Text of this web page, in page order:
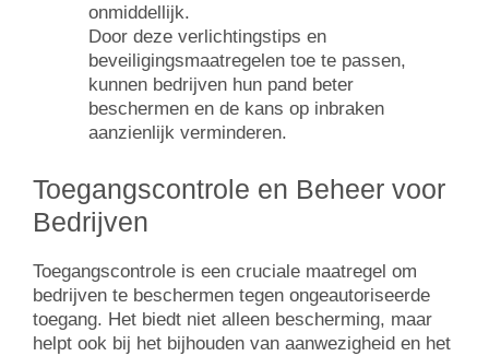
onmiddellijk.
Door deze verlichtingstips en
beveiligingsmaatregelen toe te passen,
kunnen bedrijven hun pand beter
beschermen en de kans op inbraken
aanzienlijk verminderen.
Toegangscontrole en Beheer voor
Bedrijven
Toegangscontrole is een cruciale maatregel om
bedrijven te beschermen tegen ongeautoriseerde
toegang. Het biedt niet alleen bescherming, maar
helpt ook bij het bijhouden van aanwezigheid en het